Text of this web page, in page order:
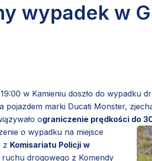
wypadek w
w Kamieniu doszło do wypadku
pojazdem marki Ducati Monster,
ograniczenie prędkości do
o wypadku na miejsce
z Komisariatu Policji w
drogowego z Komendy